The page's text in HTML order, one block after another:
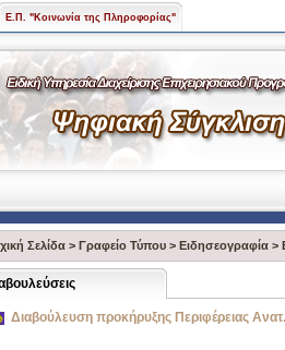
Ε.Π. "Κοινωνία της Πληροφορίας"
Σελίδα > Γραφείο Τύπου > Ειδησεογραφία >
Διαβούλευση προκήρυξης Περιφέρειας